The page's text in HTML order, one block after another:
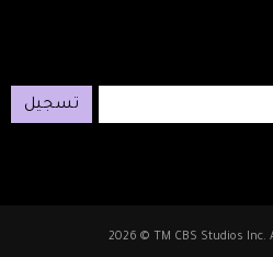
تسجيل
2026 © TM CBS Studios Inc.